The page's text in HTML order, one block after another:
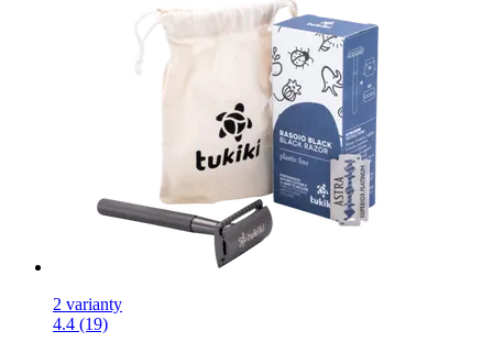
2 varianty
4.4 (19)